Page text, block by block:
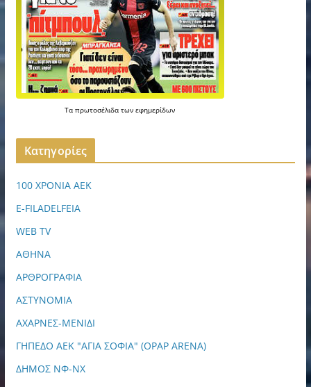
Ταπρωτοσέλιδατωνεφημερίδων
Kατηγορίες
100 ΧΡΟΝΙΑ ΑΕΚ
E-FILADELFEIA
WEB TV
ΑΘΗΝΑ
ΑΡΘΡΟΓΡΑΦΙΑ
ΑΣΤΥΝΟΜΙΑ
ΑΧΑΡΝΕΣ-ΜΕΝΙΔΙ
ΓΗΠΕΔΟ ΑΕΚ "ΑΓΙΑ ΣΟΦΙΑ" (OPAP ARENA)
ΔΗΜΟΣ ΝΦ-ΝΧ